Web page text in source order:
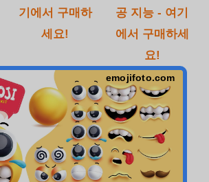
기에서 구매하
세요!
공 지능 - 여기
에서 구매하세
요!
emojifoto.com